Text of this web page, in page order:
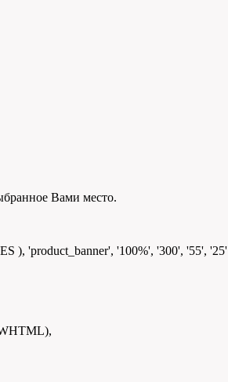
Вами место.
), 'product_banner', '100%', '300', '55',
),